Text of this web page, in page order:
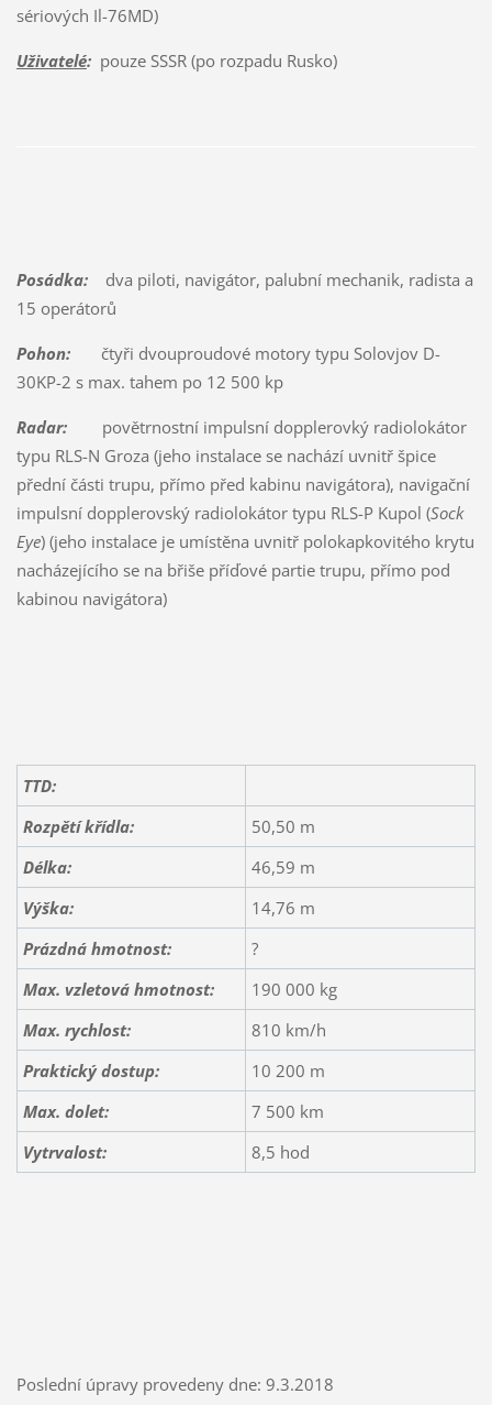
sériových Il-76MD)
Uživatelé:pouze SSSR (po rozpadu Rusko)
Posádka:dva piloti, navigátor, palubní mechanik, radista a
15 operátorů
Pohon:čtyři dvouproudové motory typu Solovjov D-
30KP-2 s max. tahem po 12 500 kp
Radar:povětrnostní impulsní dopplerovký radiolokátor
typu RLS-N Groza (jeho instalace se nachází uvnitř špice
přední části trupu, přímo před kabinu navigátora), navigační
impulsní dopplerovský radiolokátor typu RLS-P Kupol (Sock
Eye) (jeho instalace je umístěna uvnitř polokapkovitého krytu
nacházejícího se na břiše příďové partie trupu, přímo pod
kabinou navigátora)
TTD:
Rozpětí křídla:
50,50 m
Délka:
46,59 m
Výška:
14,76 m
Prázdná hmotnost:
?
Max. vzletová hmotnost:
190 000 kg
Max. rychlost:
810 km/h
Praktický dostup:
10 200 m
Max. dolet:
7 500 km
Vytrvalost:
8,5 hod
Poslední úpravy provedeny dne: 9.3.2018